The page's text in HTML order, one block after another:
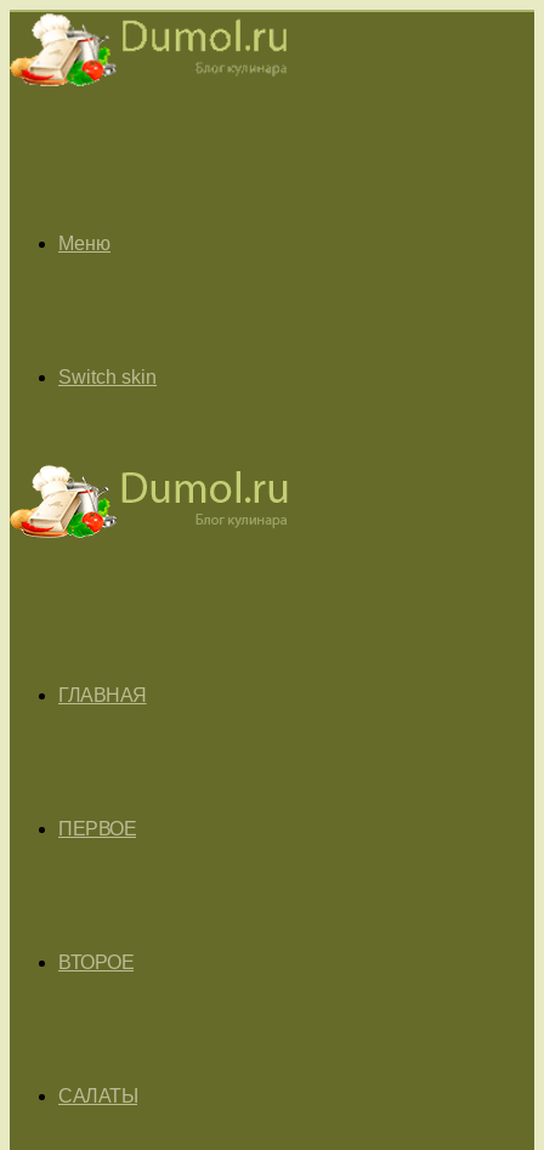
Меню
Switch skin
ГЛАВНАЯ
ПЕРВОЕ
ВТОРОЕ
САЛАТЫ